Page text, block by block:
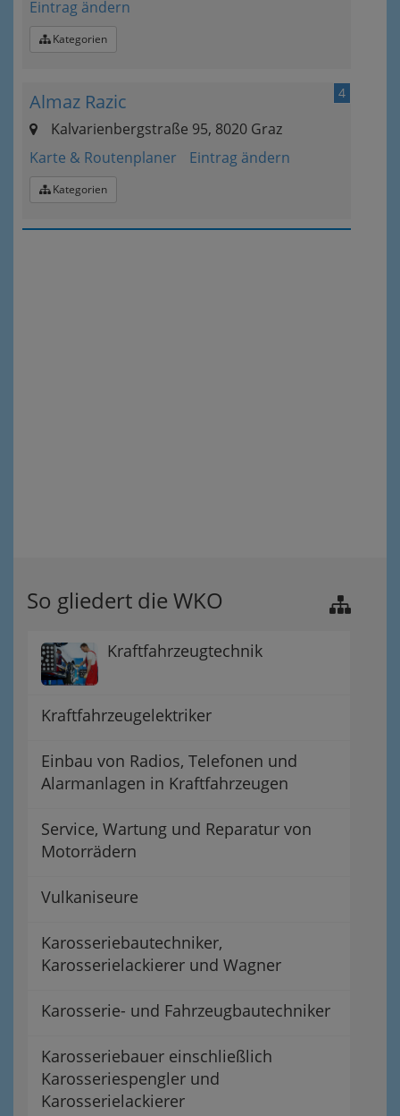
Eintrag ändern
Kategorien
4
Almaz Razic
Kalvarienbergstraße 95, 8020 Graz
Karte & Routenplaner
Eintrag ändern
Kategorien
So gliedert die WKO
Kraftfahrzeugtechnik
Kraftfahrzeugelektriker
Einbau von Radios, Telefonen und
Alarmanlagen in Kraftfahrzeugen
Service, Wartung und Reparatur von
Motorrädern
Vulkaniseure
Karosseriebautechniker,
Karosserielackierer und Wagner
Karosserie- und Fahrzeugbautechniker
Karosseriebauer einschließlich
Karosseriespengler und
Karosserielackierer